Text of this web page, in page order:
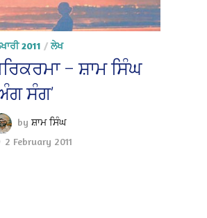
2011 /ਲੇਖ
– ਸ਼ਾਮ ਸਿੰਘ
ਸੰਗ’
by ਸ਼ਾਮ ਸਿੰਘ
2 February 2011